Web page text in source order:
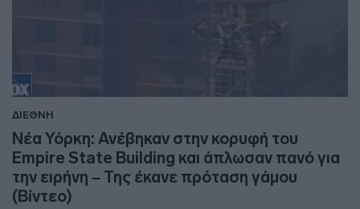
ΔΙΕΘΝΗ
Νέα Υόρκη: Ανέβηκαν στην κορυφή του
Empire State Building και άπλωσαν πανό για
την ειρήνη – Της έκανε πρόταση γάμου
(Βίντεο)